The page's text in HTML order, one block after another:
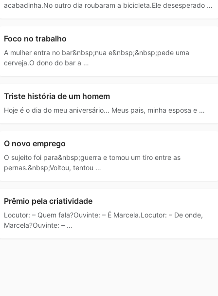
acabadinha.No outro dia roubaram a bicicleta.Ele desesperado …
Foco no trabalho
A mulher entra no bar&nbsp;nua e&nbsp;&nbsp;pede uma
cerveja.O dono do bar a …
Triste história de um homem
Hoje é o dia do meu aniversário... Meus pais, minha esposa e …
O novo emprego
O sujeito foi para&nbsp;guerra e tomou um tiro entre as
pernas.&nbsp;Voltou, tentou …
Prêmio pela criatividade
Locutor: – Quem fala?Ouvinte: – É Marcela.Locutor: – De onde,
Marcela?Ouvinte: – …